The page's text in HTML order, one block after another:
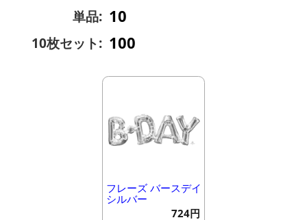
単品: 10
10枚セット: 100
フレーズ バースデイ
シルバー
724円